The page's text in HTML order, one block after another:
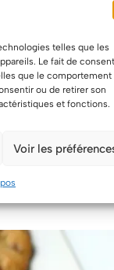
telles que les
Le fait de
que le comportement
ou de retirer son
et fonctions.
Voir les
chocolat
mariage ou en